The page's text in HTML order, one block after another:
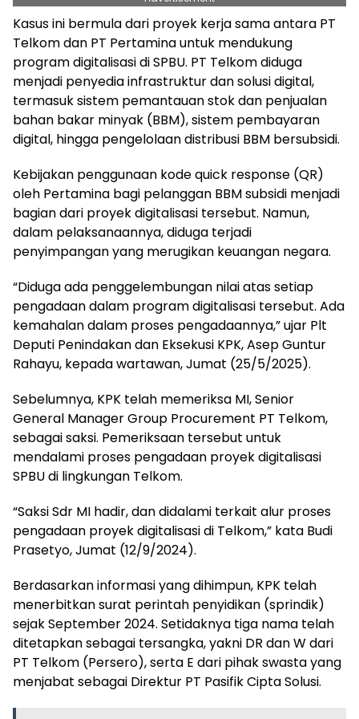
Kasus ini bermula dari proyek kerja sama antara PT
Telkom dan PT Pertamina untuk mendukung
program digitalisasi di SPBU. PT Telkom diduga
menjadi penyedia infrastruktur dan solusi digital,
termasuk sistem pemantauan stok dan penjualan
bahan bakar minyak (BBM), sistem pembayaran
digital, hingga pengelolaan distribusi BBM bersubsidi.
Kebijakan penggunaan kode quick response (QR)
oleh Pertamina bagi pelanggan BBM subsidi menjadi
bagian dari proyek digitalisasi tersebut. Namun,
dalam pelaksanaannya, diduga terjadi
penyimpangan yang merugikan keuangan negara.
“Diduga ada penggelembungan nilai atas setiap
pengadaan dalam program digitalisasi tersebut. Ada
kemahalan dalam proses pengadaannya,” ujar Plt
Deputi Penindakan dan Eksekusi KPK, Asep Guntur
Rahayu, kepada wartawan, Jumat (25/5/2025).
Sebelumnya, KPK telah memeriksa MI, Senior
General Manager Group Procurement PT Telkom,
sebagai saksi. Pemeriksaan tersebut untuk
mendalami proses pengadaan proyek digitalisasi
SPBU di lingkungan Telkom.
“Saksi Sdr MI hadir, dan didalami terkait alur proses
pengadaan proyek digitalisasi di Telkom,” kata Budi
Prasetyo, Jumat (12/9/2024).
Berdasarkan informasi yang dihimpun, KPK telah
menerbitkan surat perintah penyidikan (sprindik)
sejak September 2024. Setidaknya tiga nama telah
ditetapkan sebagai tersangka, yakni DR dan W dari
PT Telkom (Persero), serta E dari pihak swasta yang
menjabat sebagai Direktur PT Pasifik Cipta Solusi.